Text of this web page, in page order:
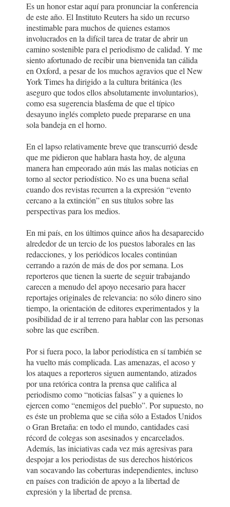
Es un honor estar aquí para pronunciar la conferencia
de este año. El Instituto Reuters ha sido un recurso
inestimable para muchos de quienes estamos
involucrados en la difícil tarea de tratar de abrir un
camino sostenible para el periodismo de calidad. Y me
siento afortunado de recibir una bienvenida tan cálida
en Oxford, a pesar de los muchos agravios que el New
York Times ha dirigido a la cultura británica (les
aseguro que todos ellos absolutamente involuntarios),
como esa sugerencia blasfema de que el típico
desayuno inglés completo puede prepararse en una
sola bandeja en el horno.
En el lapso relativamente breve que transcurrió desde
que me pidieron que hablara hasta hoy, de alguna
manera han empeorado aún más las malas noticias en
torno al sector periodístico. No es una buena señal
cuando dos revistas recurren a la expresión “evento
cercano a la extinción” en sus títulos sobre las
perspectivas para los medios.
En mi país, en los últimos quince años ha desaparecido
alrededor de un tercio de los puestos laborales en las
redacciones, y los periódicos locales continúan
cerrando a razón de más de dos por semana. Los
reporteros que tienen la suerte de seguir trabajando
carecen a menudo del apoyo necesario para hacer
reportajes originales de relevancia: no sólo dinero sino
tiempo, la orientación de editores experimentados y la
posibilidad de ir al terreno para hablar con las personas
sobre las que escriben.
Por si fuera poco, la labor periodística en sí también se
ha vuelto más complicada. Las amenazas, el acoso y
los ataques a reporteros siguen aumentando, atizados
por una retórica contra la prensa que califica al
periodismo como “noticias falsas” y a quienes lo
ejercen como “enemigos del pueblo”. Por supuesto, no
es éste un problema que se ciña sólo a Estados Unidos
o Gran Bretaña: en todo el mundo, cantidades casi
récord de colegas son asesinados y encarcelados.
Además, las iniciativas cada vez más agresivas para
despojar a los periodistas de sus derechos históricos
van socavando las coberturas independientes, incluso
en países con tradición de apoyo a la libertad de
expresión y la libertad de prensa.